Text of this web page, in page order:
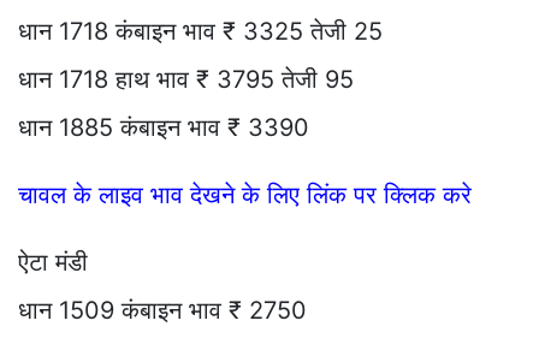
धान 1718 कंबाइन भाव ₹ 3325 तेजी 25
धान 1718 हाथ भाव ₹ 3795 तेजी 95
धान 1885 कंबाइन भाव ₹ 3390
चावल के लाइव भाव देखने के लिए लिंक पर क्लिक करे
ऐटा मंडी
धान 1509 कंबाइन भाव ₹ 2750